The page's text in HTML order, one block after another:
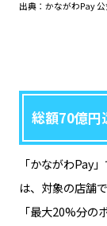
出典：かながわPay
総額70億円
「かながわPay
は、対象の店舗
「最大20%分の